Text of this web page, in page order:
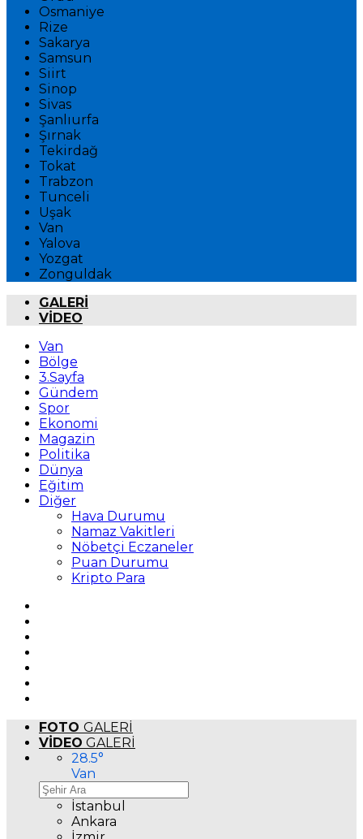
Osmaniye
Rize
Sakarya
Samsun
Siirt
Sinop
Sivas
Şanlıurfa
Şırnak
Tekirdağ
Tokat
Trabzon
Tunceli
Uşak
Van
Yalova
Yozgat
Zonguldak
GALERİ
VİDEO
Van
Bölge
3.Sayfa
Gündem
Spor
Ekonomi
Magazin
Politika
Dünya
Eğitim
Diğer
Hava Durumu
Namaz Vakitleri
Nöbetçi Eczaneler
Puan Durumu
Kripto Para
FOTO GALERİ
VİDEO GALERİ
28.5°
Van
İstanbul
Ankara